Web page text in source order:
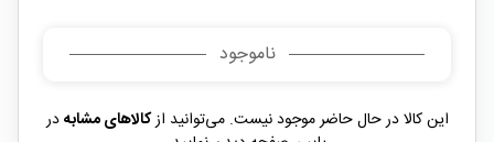
ناموجود
این کالا در حال حاضر موجود نیست. می‌توانید ازکالاهای مشابهدر